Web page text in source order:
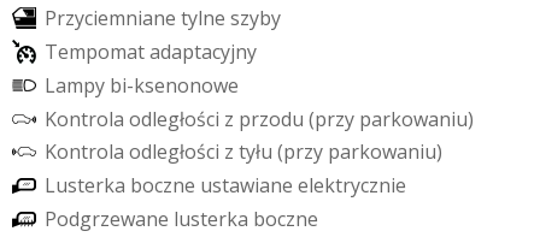
Przyciemniane tylne szyby
Tempomatadaptacyjny
Lampy bi-ksenonowe
Kontrola odległości z przodu (przy parkowaniu)
Kontrola odległości z tyłu (przy parkowaniu)
Lusterka boczne ustawiane elektrycznie
Podgrzewane lusterka boczne